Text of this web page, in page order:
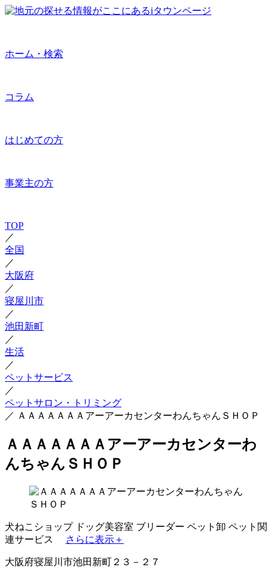
ホーム・検索
コラム
はじめての方
事業主の方
TOP
／
全国
／
大阪府
／
寝屋川市
／
池田新町
／
生活
／
ペットサービス
／
ペットサロン・トリミング
／ ＡＡＡＡＡＡＡアーアーカセンターわんちゃんＳＨＯＰ
ＡＡＡＡＡＡＡアーアーカセンターわ
んちゃんＳＨＯＰ
犬ねこショップ ドッグ美容室 ブリーダー ペット卸 ペット関
連サービス
さらに表示＋
大阪府寝屋川市池田新町２３－２７